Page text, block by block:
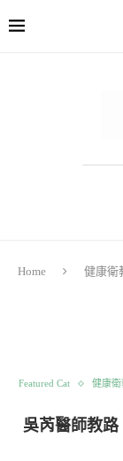
Home 健康衛
Featured Cat 健康衛
吳芮醫師教